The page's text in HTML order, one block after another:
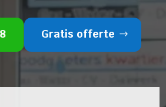
Gratis offerte